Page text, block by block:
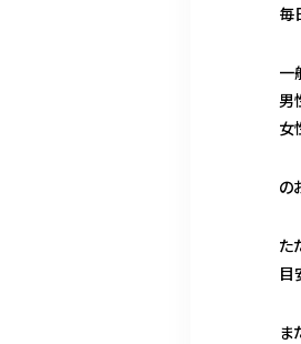
毎
一
男
女
の
た
目
ま